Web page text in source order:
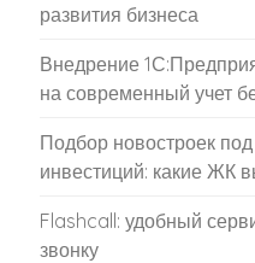
развития бизнеса
Внедрение
на современный учет
Подбор новостроек
инвестиций: какие ЖК
Flashcall: удобный
звонку